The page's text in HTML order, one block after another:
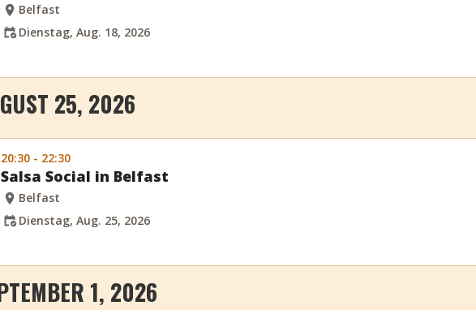
Belfast
Dienstag, Aug. 18, 2026
25, 2026
20:30 - 22:30
Salsa Social in Belfast
Belfast
Dienstag, Aug. 25, 2026
1, 2026